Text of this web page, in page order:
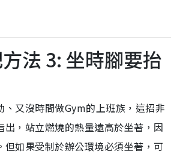
法 3: 坐時腳要抬
、又沒時間做Gym的上班族，這招非
出，站立燃燒的熱量遠高於坐著，因
但如果受制於辦公環境必須坐著，可